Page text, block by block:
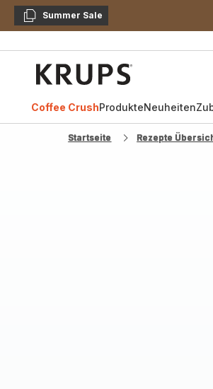
KopierenSummer Sale
Coffee CrushProdukteNeuheiten
Startseite Rezepte